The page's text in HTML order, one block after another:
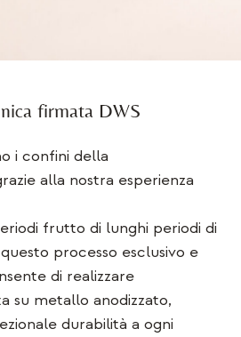
firmata DWS
i confini della
alla nostra esperienza
frutto di lunghi periodi di
processo esclusivo e
di realizzare
su metallo anodizzato,
durabilità a ogni